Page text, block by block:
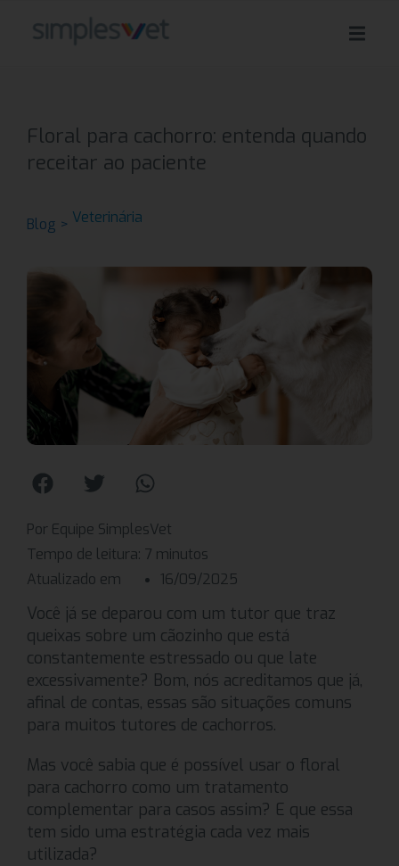
Floral para cachorro: entenda quando
receitar ao paciente
Blog > Veterinária
Por Equipe SimplesVet
Tempo de leitura: 7 minutos
Atualizado em
16/09/2025
Você já se deparou com um tutor que traz
queixas sobre um cãozinho que está
constantemente estressado ou que late
excessivamente? Bom, nós acreditamos que já,
afinal de contas, essas são situações comuns
para muitos tutores de cachorros.
Mas você sabia que é possível usar o floral
para cachorro como um tratamento
complementar para casos assim? E que essa
tem sido uma estratégia cada vez mais
utilizada?